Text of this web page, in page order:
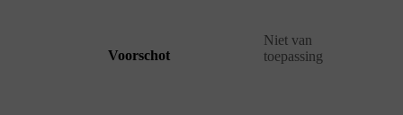
Voorschot
Niet van
toepassing